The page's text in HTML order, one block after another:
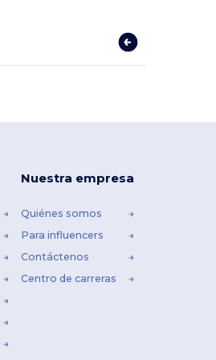
Nuestra empresa
Quiénes somos
Para influencers
Contáctenos
Centro de carreras